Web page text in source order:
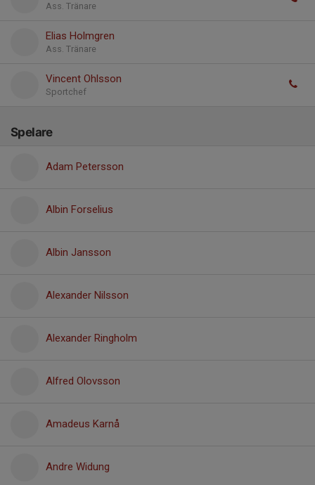
Ass. Tränare
Elias Holmgren
Ass. Tränare
Vincent Ohlsson
Sportchef
Spelare
Adam Petersson
Albin Forselius
Albin Jansson
Alexander Nilsson
Alexander Ringholm
Alfred Olovsson
Amadeus Karnå
Andre Widung